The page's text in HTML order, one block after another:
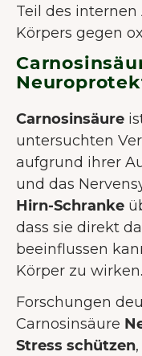
Teil des
Körpers gegen
Carnosinsäure
untersuchten
aufgrund ihrer
und das
Hirn-Schranke
dass sie direkt
beeinflussen
Körper zu wirken.
Forschungen
Carnosinsäure
Stress schützen,